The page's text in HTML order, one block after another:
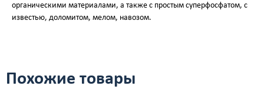
органическими материалами, а также с простым суперфосфатом, с
известью, доломитом, мелом, навозом.
Похожие товары